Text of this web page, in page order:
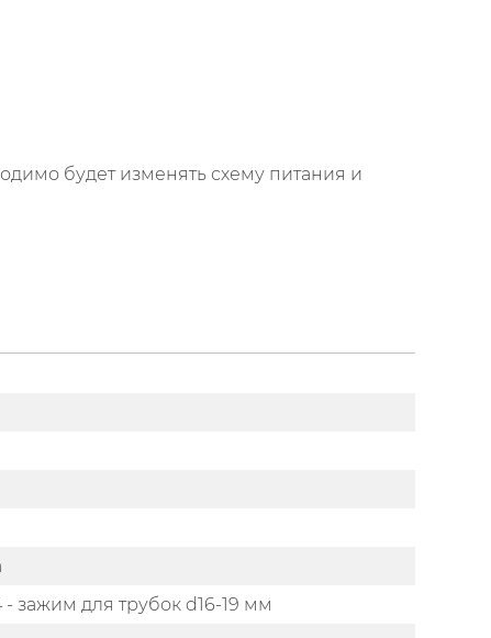
будет изменять схему питания и
зажим для трубок d16-19 мм